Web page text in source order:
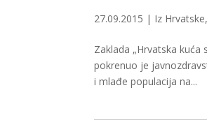
27.09.2015 | Iz Hrvatske,
Zaklada „Hrvatska
pokrenuo je
i mlađe populacija na...